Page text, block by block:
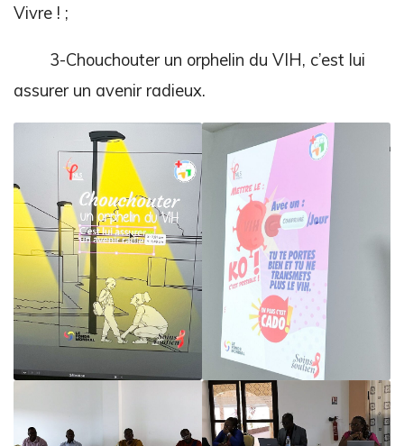
Vivre ! ;
3-Chouchouter un orphelin du VIH, c’est lui
assurer un avenir radieux.